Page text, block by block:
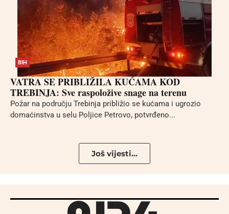
BIH
VATRA SE PRIBLIŽILA KUĆAMA KOD
TREBINJA: Sve raspoložive snage na terenu
Požar na području Trebinja približio se kućama i ugrozio
domaćinstva u selu Poljice Petrovo, potvrđeno...
Još vijesti...